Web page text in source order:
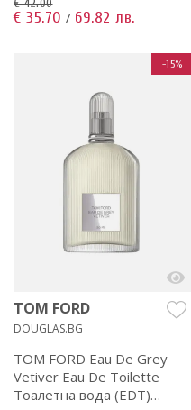
€ 42.00
€ 35.70 / 69.82 лв.
-15%
TOM FORD
DOUGLAS.BG
TOM FORD Eau De Grey
Vetiver Eau De Toilette
Тоалетна вода (EDT)